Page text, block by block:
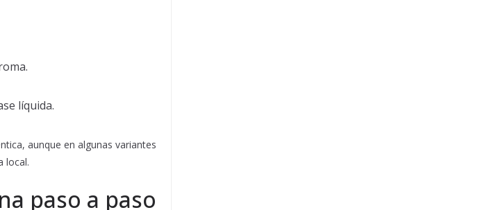
líquida.
aunque en algunas variantes
local.
paso a paso